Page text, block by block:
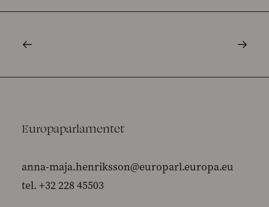
Europaparlamentet
anna-maja.henriksson@europarl.europa.eu
tel. +32 228 45503